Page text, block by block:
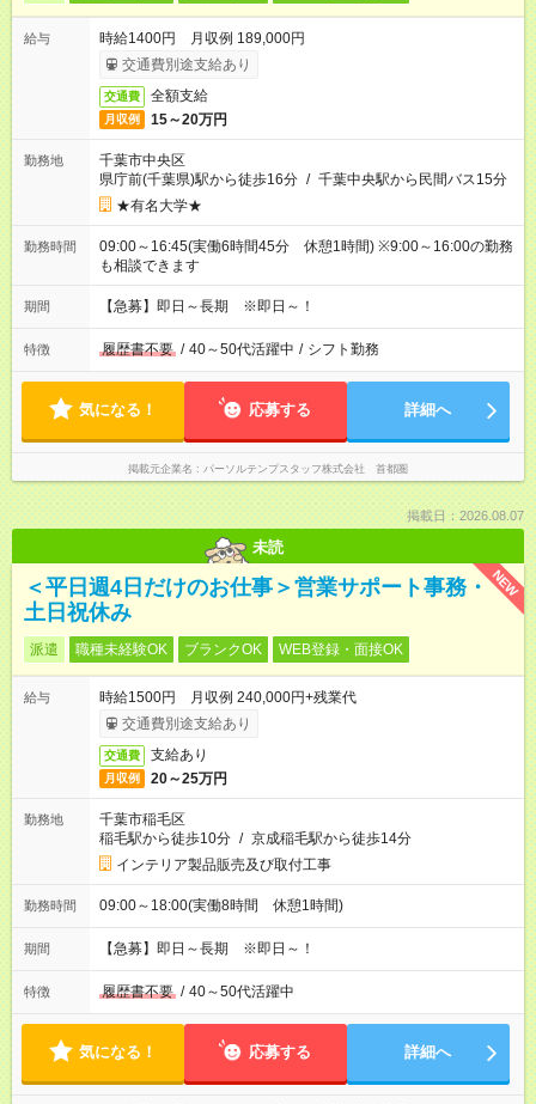
給与
時給1400円 月収例 189,000円
交通費別途支給あり
交通費 全額支給
月収例 15～20万円
勤務地
千葉市中央区
県庁前(千葉県)駅から徒歩16分 / 千葉中央駅から民間バス15分
★有名大学★
勤務時間
09:00～16:45(実働6時間45分 休憩1時間) ※9:00～16:00の勤務
も相談できます
期間 【急募】即日～長期 ※即日～！
特徴 履歴書不要 / 40～50代活躍中 / シフト勤務
気になる！ 応募する 詳細へ
掲載元企業名 パーソルテンプスタッフ株式会社 首都圏
掲載日：2026.08.07
未読
NEW
＜平日週4日だけのお仕事＞営業サポート事務・
土日祝休み
派遣 職種未経験OK ブランクOK WEB登録・面接OK
給与
時給1500円 月収例 240,000円+残業代
交通費別途支給あり
交通費 支給あり
月収例 20～25万円
勤務地
千葉市稲毛区
稲毛駅から徒歩10分 / 京成稲毛駅から徒歩14分
インテリア製品販売及び取付工事
勤務時間 09:00～18:00(実働8時間 休憩1時間)
期間 【急募】即日～長期 ※即日～！
特徴 履歴書不要 / 40～50代活躍中
気になる！ 応募する 詳細へ